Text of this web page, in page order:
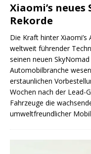
Xiaomi’s
Rekorde
Die Kraft hinter
weltweit führender
seinen neuen
Automobilbranche
erstaunlichen
Wochen nach der Lead-
Fahrzeuge die
umweltfreundlicher